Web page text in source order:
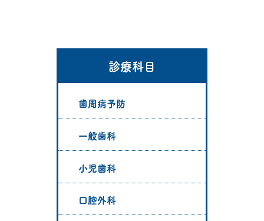
診療科目
歯周病予防
一般歯科
小児歯科
口腔外科